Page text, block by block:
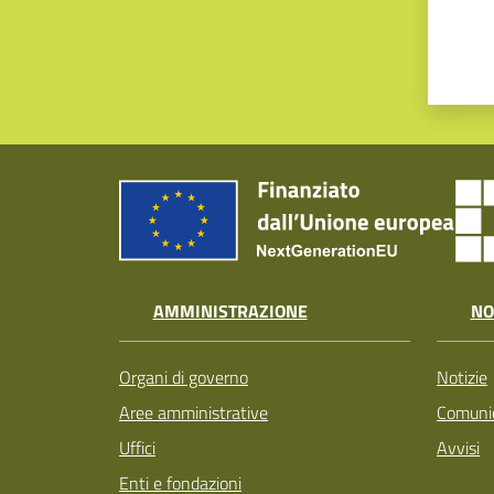
AMMINISTRAZIONE
Organi di governo
Aree amministrative
Uffici
Enti e fondazioni
Notizie
Avvisi